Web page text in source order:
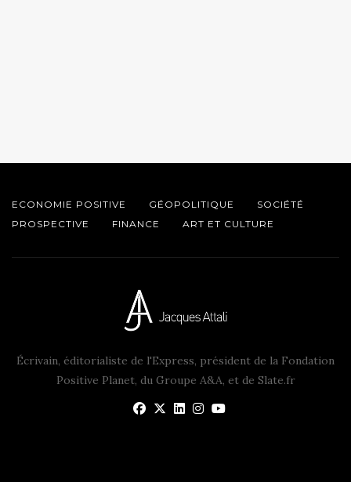
ECONOMIE POSITIVE GÉOPOLITIQUE
SOCIÉTÉ
PROSPECTIVE
FINANCE ART ET CULTURE
Écrivain, éditorialiste de l'Express, président de la Fondation
Positive Planet, du Groupe A&A, et de Slate.fr